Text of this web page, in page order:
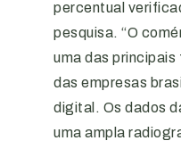
percentual
pesquisa. “O
uma das
das empresas
digital. Os dados
uma ampla